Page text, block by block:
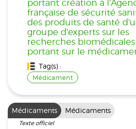
portant création à
française de sécurité
des produits de santé
groupe d'experts sur les
recherches biomédicales
portant sur le
Tag(s) :
Médicament
Médicaments Médicaments
Texte officiel